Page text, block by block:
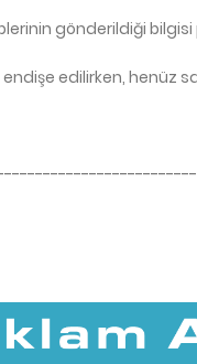
gönderildiği bilgisi
edilirken, henüz